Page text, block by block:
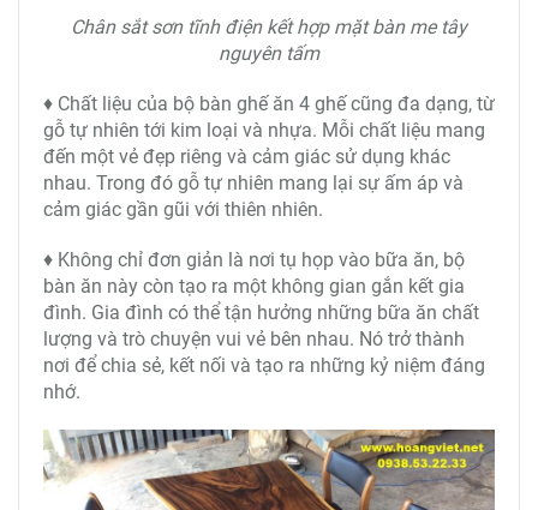
Chân sắt sơn tĩnh điện kết hợp mặt bàn me tây
nguyên tấm
♦ Chất liệu của bộ bàn ghế ăn 4 ghế cũng đa dạng, từ
gỗ tự nhiên tới kim loại và nhựa. Mỗi chất liệu mang
đến một vẻ đẹp riêng và cảm giác sử dụng khác
nhau. Trong đó gỗ tự nhiên mang lại sự ấm áp và
cảm giác gần gũi với thiên nhiên.
♦ Không chỉ đơn giản là nơi tụ họp vào bữa ăn, bộ
bàn ăn này còn tạo ra một không gian gắn kết gia
đình. Gia đình có thể tận hưởng những bữa ăn chất
lượng và trò chuyện vui vẻ bên nhau. Nó trở thành
nơi để chia sẻ, kết nối và tạo ra những kỷ niệm đáng
nhớ.